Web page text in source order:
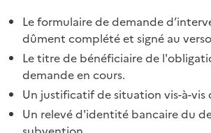
Le formulaire de demande
dûment complété et signé au
Le titre de bénéficiaire de
demande en cours.
Un justificatif de situation vis-à-vis
Un relevé d'identité bancaire du